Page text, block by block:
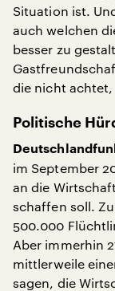
Situation ist.
auch welchen
besser zu
die nicht achtet,
Politische
im September
an die
schaffen soll.
500.000
Aber immerhin
mittlerweile
sagen, die